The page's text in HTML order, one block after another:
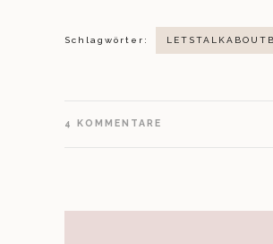
Schlagwörter:
4 KOMMENTARE